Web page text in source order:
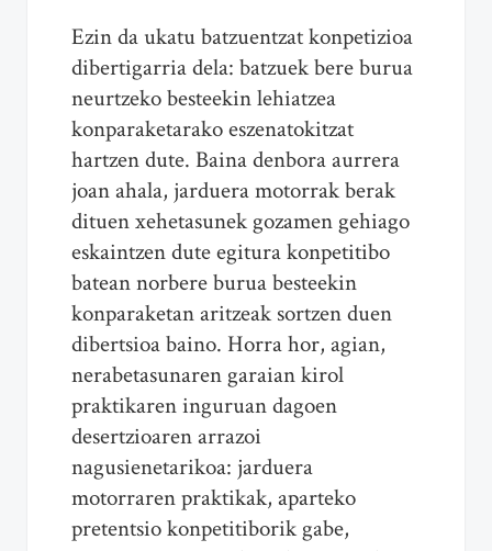
Ezin da ukatu batzuentzat konpetizioa
dibertigarria dela: batzuek bere burua
neurtzeko besteekin lehiatzea
konparaketarako eszenatokitzat
hartzen dute. Baina denbora aurrera
joan ahala, jarduera motorrak berak
dituen xehetasunek gozamen gehiago
eskaintzen dute egitura konpetitibo
batean norbere burua besteekin
konparaketan aritzeak sortzen duen
dibertsioa baino. Horra hor, agian,
nerabetasunaren garaian kirol
praktikaren inguruan dagoen
desertzioaren arrazoi
nagusienetarikoa: jarduera
motorraren praktikak, aparteko
pretentsio konpetitiborik gabe,